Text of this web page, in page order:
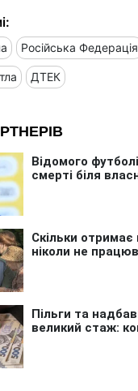
Російська Федерація
ДТЕК